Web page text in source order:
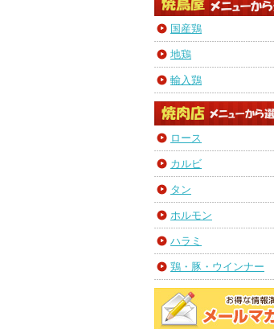
国産鶏
地鶏
輸入鶏
ロース
カルビ
タン
ホルモン
ハラミ
鶏・豚・ウインナー